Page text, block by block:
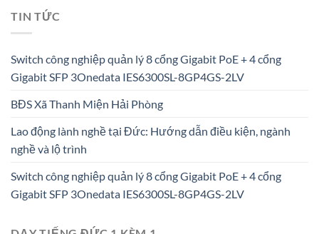
TIN TỨC
Switch công nghiệp quản lý 8 cổng Gigabit PoE + 4 cổng
Gigabit SFP 3Onedata IES6300SL-8GP4GS-2LV
BĐS Xã Thanh Miện Hải Phòng
Lao động lành nghề tại Đức: Hướng dẫn điều kiện, ngành
nghề và lộ trình
Switch công nghiệp quản lý 8 cổng Gigabit PoE + 4 cổng
Gigabit SFP 3Onedata IES6300SL-8GP4GS-2LV